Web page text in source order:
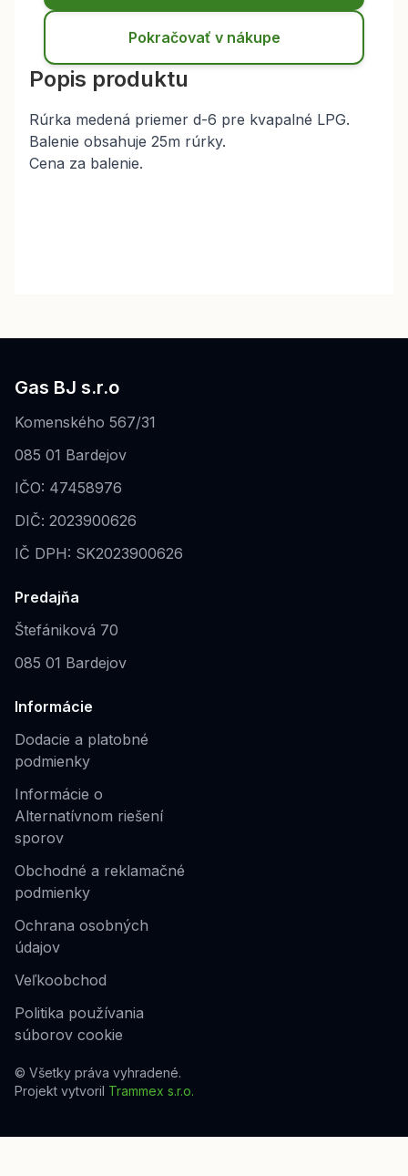
Pokračovať v nákupe
Popis produktu
Rúrka medená priemer d-6 pre kvapalné LPG.
Balenie obsahuje 25m rúrky.
Cena za balenie.
Gas BJ s.r.o
Komenského 567/31
085 01 Bardejov
IČO: 47458976
DIČ: 2023900626
IČ DPH: SK2023900626
Predajňa
Štefániková 70
085 01 Bardejov
Informácie
Dodacie a platobné
podmienky
Informácie o
Alternatívnom riešení
sporov
Obchodné a reklamačné
podmienky
Ochrana osobných
údajov
Veľkoobchod
Politika používania
súborov cookie
© Všetky práva vyhradené.
Projekt vytvoril Trammex s.r.o.